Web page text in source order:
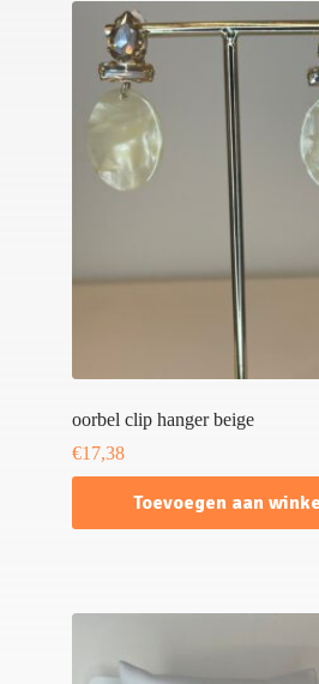
oorbel clip hanger beige
€17,38
Toevoegen aan